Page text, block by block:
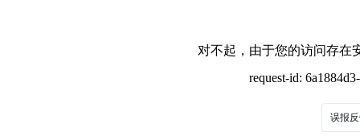
对不起，由于您的访问存在
request-id:
误报